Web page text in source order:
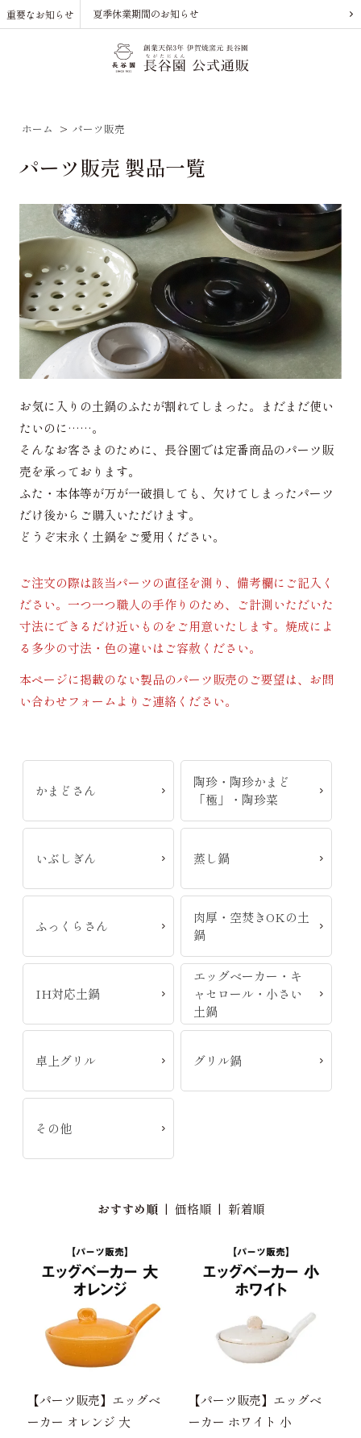
重要なお知らせ 夏季休業期間のお知らせ
ホーム > パーツ販売
パーツ販売 製品一覧
お気に入りの土鍋のふたが割れてしまった。まだまだ使い
たいのに……。
そんなお客さまのために、長谷園では定番商品のパーツ販
売を承っております。
ふた・本体等が万が一破損しても、欠けてしまったパーツ
だけ後からご購入いただけます。
どうぞ末永く土鍋をご愛用ください。
ご注文の際は該当パーツの直径を測り、備考欄にご記入く
ださい。一つ一つ職人の手作りのため、ご計測いただいた
寸法にできるだけ近いものをご用意いたします。焼成によ
る多少の寸法・色の違いはご容赦ください。
本ページに掲載のない製品のパーツ販売のご要望は、お問
い合わせフォームよりご連絡ください。
かまどさん
陶珍・陶珍かまど
「極」・陶珍菜
いぶしぎん 蒸し鍋
ふっくらさん
肉厚・空焚きOKの土
鍋
IH対応土鍋
エッグベーカー・キ
ャセロール・小さい
土鍋
卓上グリル グリル鍋
その他
おすすめ順| 価格順| 新着順
【パーツ販売】エッグベ
ーカー オレンジ 大
【パーツ販売】エッグベ
ーカー ホワイト 小